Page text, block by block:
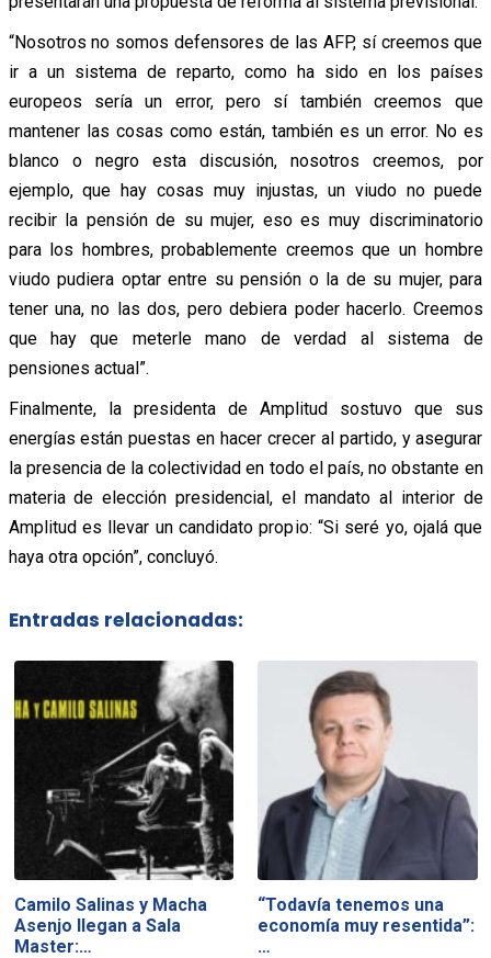
“Nosotros no somos defensores de las AFP, sí creemos que
ir a un sistema de reparto, como ha sido en los países
europeos sería un error, pero sí también creemos que
mantener las cosas como están, también es un error. No es
blanco o negro esta discusión, nosotros creemos, por
ejemplo, que hay cosas muy injustas, un viudo no puede
recibir la pensión de su mujer, eso es muy discriminatorio
para los hombres, probablemente creemos que un hombre
viudo pudiera optar entre su pensión o la de su mujer, para
tener una, no las dos, pero debiera poder hacerlo. Creemos
que hay que meterle mano de verdad al sistema de
pensiones actual”.
Finalmente, la presidenta de Amplitud sostuvo que sus
energías están puestas en hacer crecer al partido, y asegurar
la presencia de la colectividad en todo el país, no obstante en
materia de elección presidencial, el mandato al interior de
Amplitud es llevar un candidato propio: “Si seré yo, ojalá que
haya otra opción”, concluyó.
Entradas relacionadas:
Camilo Salinas y Macha
Asenjo llegan a Sala
Master:…
“Todavía tenemos una
economía muy resentida”:
…